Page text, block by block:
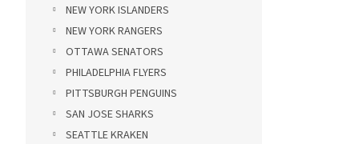
NEW YORK ISLANDERS
NEW YORK RANGERS
OTTAWA SENATORS
PHILADELPHIA FLYERS
PITTSBURGH PENGUINS
SAN JOSE SHARKS
SEATTLE KRAKEN